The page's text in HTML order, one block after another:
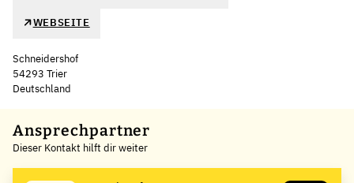
WEBSEITE
Schneidershof
54293 Trier
Deutschland
+
−
Ansprechpartner
Dieser Kontakt hilft dir weiter